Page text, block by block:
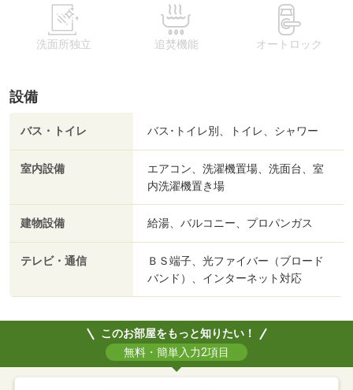
洗面所独立 追焚機能 オートロック
設備
バス・トイレ バス･トイレ別、トイレ、シャワー
室内設備
エアコン、洗濯機置場、洗面台、室
内洗濯機置き場
建物設備 給湯、バルコニー、プロパンガス
テレビ・通信
ＢＳ端子、光ファイバー（ブロード
バンド）、インターネット対応
このお部屋をもっと知りたい！
無料・簡単入力2項目